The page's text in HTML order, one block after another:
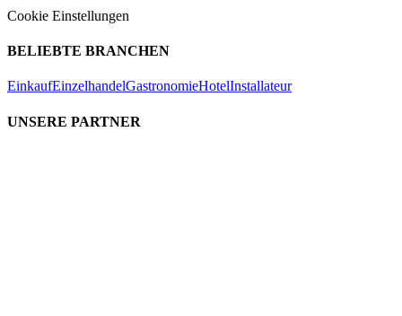
Cookie Einstellungen
BELIEBTE BRANCHEN
EinkaufEinzelhandelGastronomieHotelInstallateur
UNSERE PARTNER